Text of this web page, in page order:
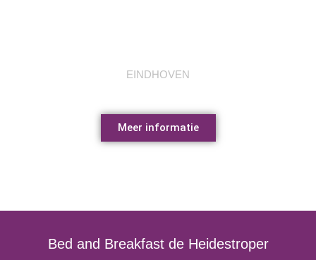
EINDHOVEN
Meer informatie
Bed and Breakfast de Heidestroper